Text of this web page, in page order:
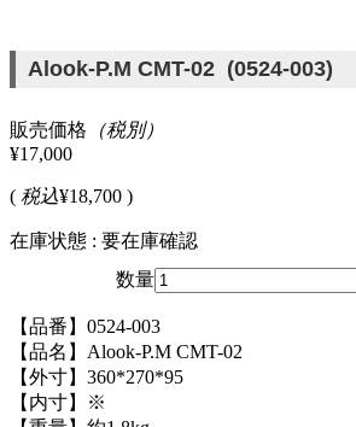
Alook-P.M CMT-02 (0524-003)
販売価格 （税別）
¥17,000
( 税込¥18,700 )
在庫状態 : 要在庫確認
数量
【品番】0524-003
【品名】Alook-P.M CMT-02
【外寸】360*270*95
【内寸】※